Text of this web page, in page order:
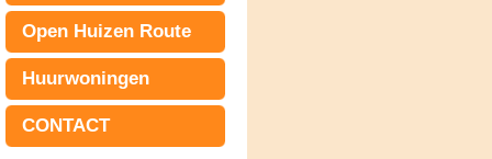
Open Huizen Route
Huurwoningen
CONTACT